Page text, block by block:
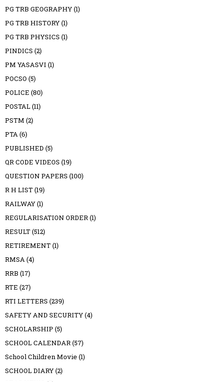
PG TRB GEOGRAPHY(1)
PG TRB HISTORY(1)
PG TRB PHYSICS (1)
PINDICS (2)
PM YASASVI (1)
POCSO (5)
POLICE (80)
POSTAL(11)
PSTM (2)
PTA(6)
PUBLISHED (5)
QR CODE VIDEOS (19)
QUESTION PAPERS (100)
R H LIST(19)
RAILWAY(1)
REGULARISATION ORDER(1)
RESULT(512)
RETIREMENT(1)
RMSA(4)
RRB (17)
RTE (27)
RTI LETTERS (239)
SAFETY AND SECURITY(4)
SCHOLARSHIP (5)
SCHOOL CALENDAR(57)
School Children Movie (1)
SCHOOL DIARY(2)